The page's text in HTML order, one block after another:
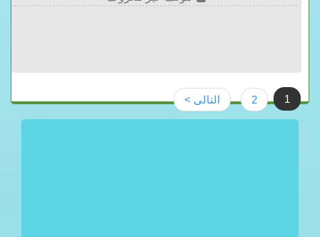
1
2 التالى >